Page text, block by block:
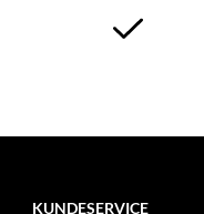
KUNDESERVICE